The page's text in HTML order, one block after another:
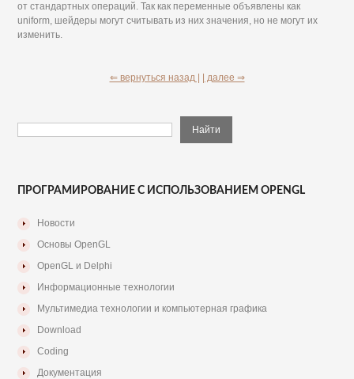
от стандартных операций. Так как переменные объявлены как
uniform, шейдеры могут считывать из них значения, но не могут их
изменить.
⇐ вернуться назад | | далее ⇒
ПРОГРАМИРОВАНИЕ С ИСПОЛЬЗОВАНИЕМ OPENGL
Новости
Основы OpenGL
OpenGL и Delphi
Информационные технологии
Мультимедиа технологии и компьютерная графика
Download
Coding
Документация